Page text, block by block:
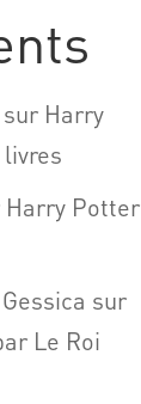
sur Harry
Harry Potter
sur
Le Roi